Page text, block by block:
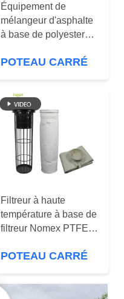
Équipement de
mélangeur d'asphalte
à base de polyester
POTEAU CARRÉ
Filtreur à haute
température à base de
filtreur Nomex PTFE
POTEAU CARRÉ